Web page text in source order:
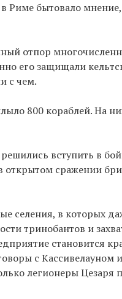
бытовало мнение,
отпор
его защищали
с чем.
800 кораблей. На
вступить в бой
сражении
селения, в которых
тринобантов и
становится
с Кассивелауном
легионеры Цезаря